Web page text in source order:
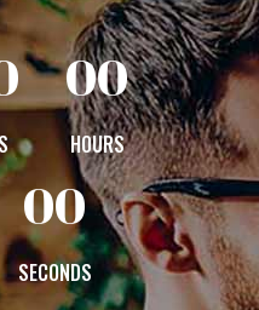
00
HOURS
00
SECONDS